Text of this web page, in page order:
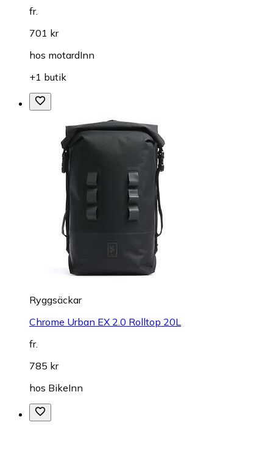
fr.
701 kr
hos motardInn
+1 butik
Ryggsäckar
Chrome Urban EX 2.0 Rolltop 20L
fr.
785 kr
hos BikeInn